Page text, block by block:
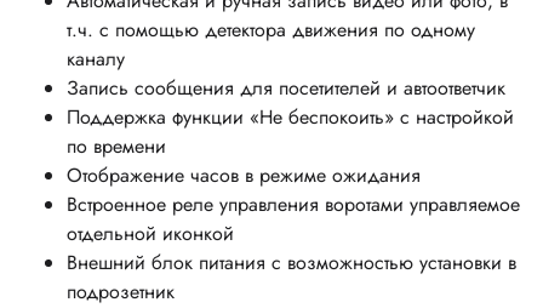
т.ч. с помощью детектора движения по одному
каналу
Запись сообщения для посетителей и автоответчик
Поддержка функции «Не беспокоить» с настройкой
по времени
Отображение часов в режиме ожидания
Встроенное реле управления воротами управляемое
отдельной иконкой
Внешний блок питания с возможностью установки в
подрозетник